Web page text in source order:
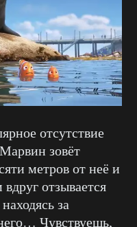
отсутствие
зовёт
метров от неё и
отзывается
за
Чувствуешь,